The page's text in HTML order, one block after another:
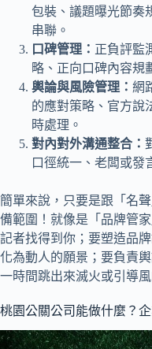
包裝、議題曝光節奏
串聯。
口碑管理： 正負評監
略、正向口碑內容規
輿論與風險管理： 網
的應對策略、官方說
時處理。
對內對外溝通整合：
口徑統一、老闆或發
簡單來說，只要是跟「名
備範圍！就像是「品牌管
記者找得到你；要塑造品
化為動人的願景；要負責
一時間跳出來滅火或引導風
桃園公關公司能做什麼？